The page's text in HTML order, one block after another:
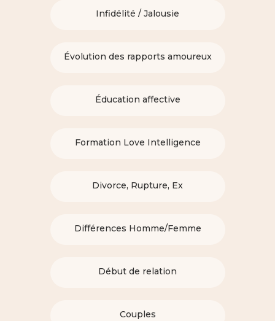
Infidélité / Jalousie
Évolution des rapports amoureux
Éducation affective
Formation Love Intelligence
Divorce, Rupture, Ex
Différences Homme/Femme
Début de relation
Couples